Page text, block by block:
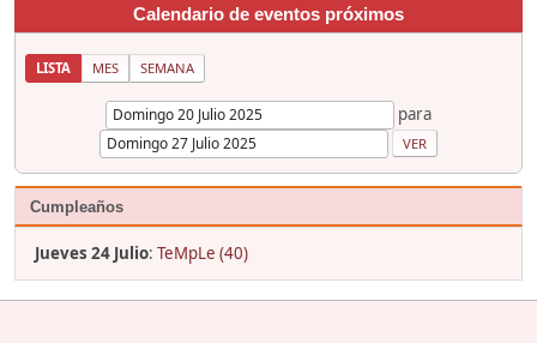
Calendario de eventos próximos
LISTA MES SEMANA
para
Cumpleaños
Jueves 24 Julio: TeMpLe (40)